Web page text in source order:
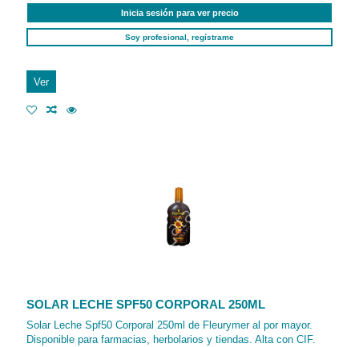
Inicia sesión para ver precio
Soy profesional, regístrame
Ver
SOLAR LECHE SPF50 CORPORAL 250ML
Solar Leche Spf50 Corporal 250ml de Fleurymer al por mayor.
Disponible para farmacias, herbolarios y tiendas. Alta con CIF.